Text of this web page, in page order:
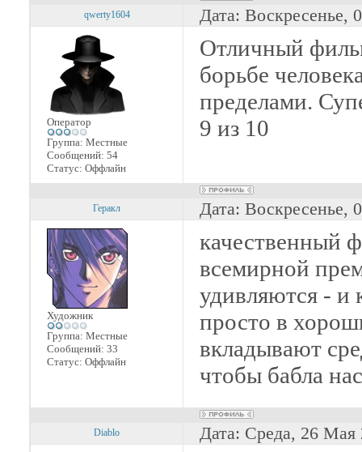
qwerty1604 Дата:
Оператор
Группа: Местные
Сообщений: 54
Статус: Оффлайн
Отличный
борьбе
пределами.
9 из 10
Геракл Дата:
Художник
Группа: Местные
Сообщений: 33
Статус: Оффлайн
качественный
всемирной
удивляются - и
просто в
вкладывают
чтобы бабла
Diablo Дата: Среда, 26